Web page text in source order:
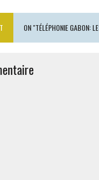
ON "TÉLÉPHONIE GABON: